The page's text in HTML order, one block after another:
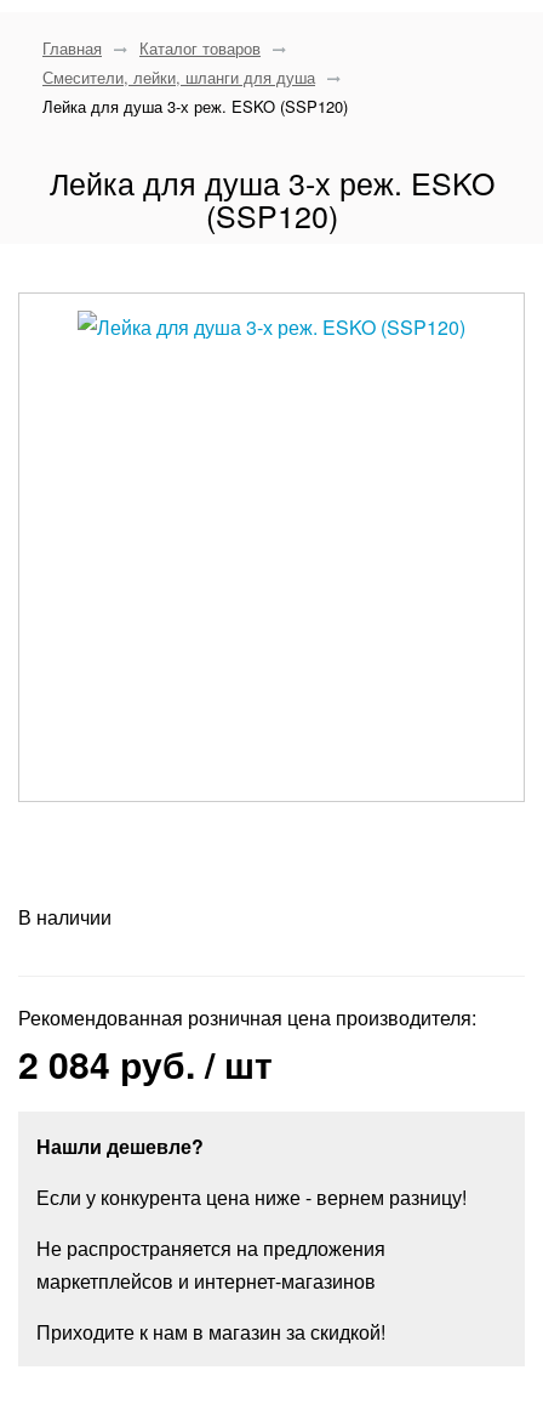
Главная
Каталог товаров
Смесители, лейки, шланги для душа
Лейка для душа 3-х реж. ESKO (SSP120)
Лейка для душа 3-х реж. ESKO
(SSP120)
В наличии
Рекомендованная розничная цена производителя:
2 084 руб./ шт
Нашли дешевле?
Если у конкурента цена ниже - вернем разницу!
Не распространяется на предложения
маркетплейсов и интернет-магазинов
Приходите к нам в магазин за скидкой!